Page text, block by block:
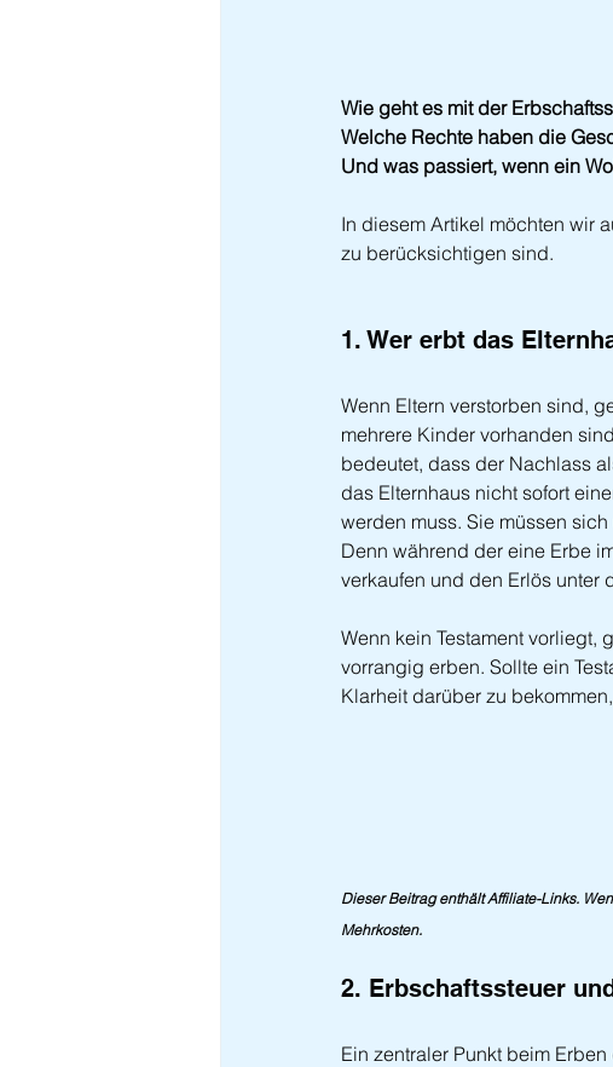
Wie geht es mit der
Welche Rechte haben die
Und was passiert, wenn ein
In diesem Artikel möchten wir
zu berücksichtigen sind.
1. Wer erbt das
Wenn Eltern verstorben sind,
mehrere Kinder vorhanden
bedeutet, dass der Nachlass
das Elternhaus nicht sofort
werden muss. Sie müssen
Denn während der eine Erbe
verkaufen und den Erlös unter
Wenn kein Testament
vorrangig erben. Sollte ein
Klarheit darüber zu
Dieser Beitrag enthält Affiliate-Links.
Mehrkosten.
2. Erbschaftssteuer
Ein zentraler Punkt beim